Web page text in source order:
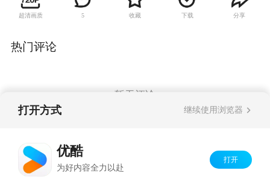
各界“精英”，并结识了精明漂亮的销售主管孙
卉，她为雨澜传授在追梦谷生存的技巧；还有冷
超清画质 5 收藏 下载 分享
热门评论
暂无评论
打开方式 继续使用浏览器
优酷
为好内容全力以赴
打开